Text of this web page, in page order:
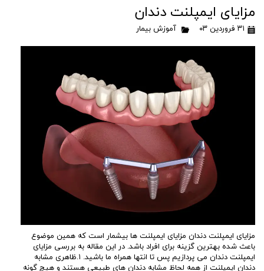
مزایای ایمپلنت دندان
۳۱ فروردین ۰۳ آموزش بیمار
مزایای ایمپلنت دندان مزایای ایمپلنت ها بیشمار است که همین موضوع
باعث شده بهترین گزینه برای افراد باشد. در این مقاله به بررسی مزایای
ایمپلنت دندان می پردازیم پس تا انتها همراه ما باشید. ۱.ظاهری مشابه
دندان ایمپلنت از همه لحاظ مشابه دندان های طبیعی هستند و هیچ گونه